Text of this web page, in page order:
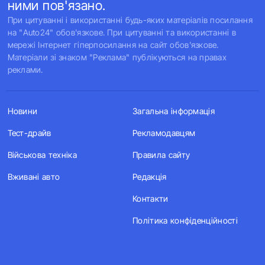
ними пов'язано.
При цитуванні і використанні будь-яких матеріалів посилання
на "Auto24" обов'язкове. При цитуванні та використанні в
мережі Інтернет гіперпосилання на сайт обов'язкове.
Матеріали зі знаком "Реклама" публікуються на правах
реклами.
Новини
Тест-драйв
Військова техніка
Вживані авто
Загальна інформація
Рекламодавцям
Правила сайту
Редакція
Контакти
Політика конфіденційності